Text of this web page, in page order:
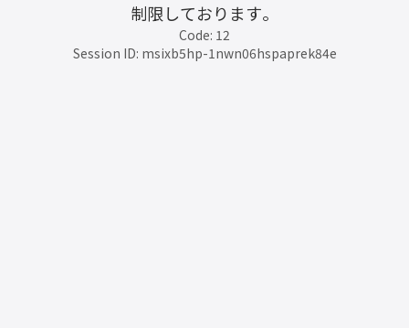
制限しております。
Code: 12
Session ID: msixb5hp-1nwn06hspaprek84e